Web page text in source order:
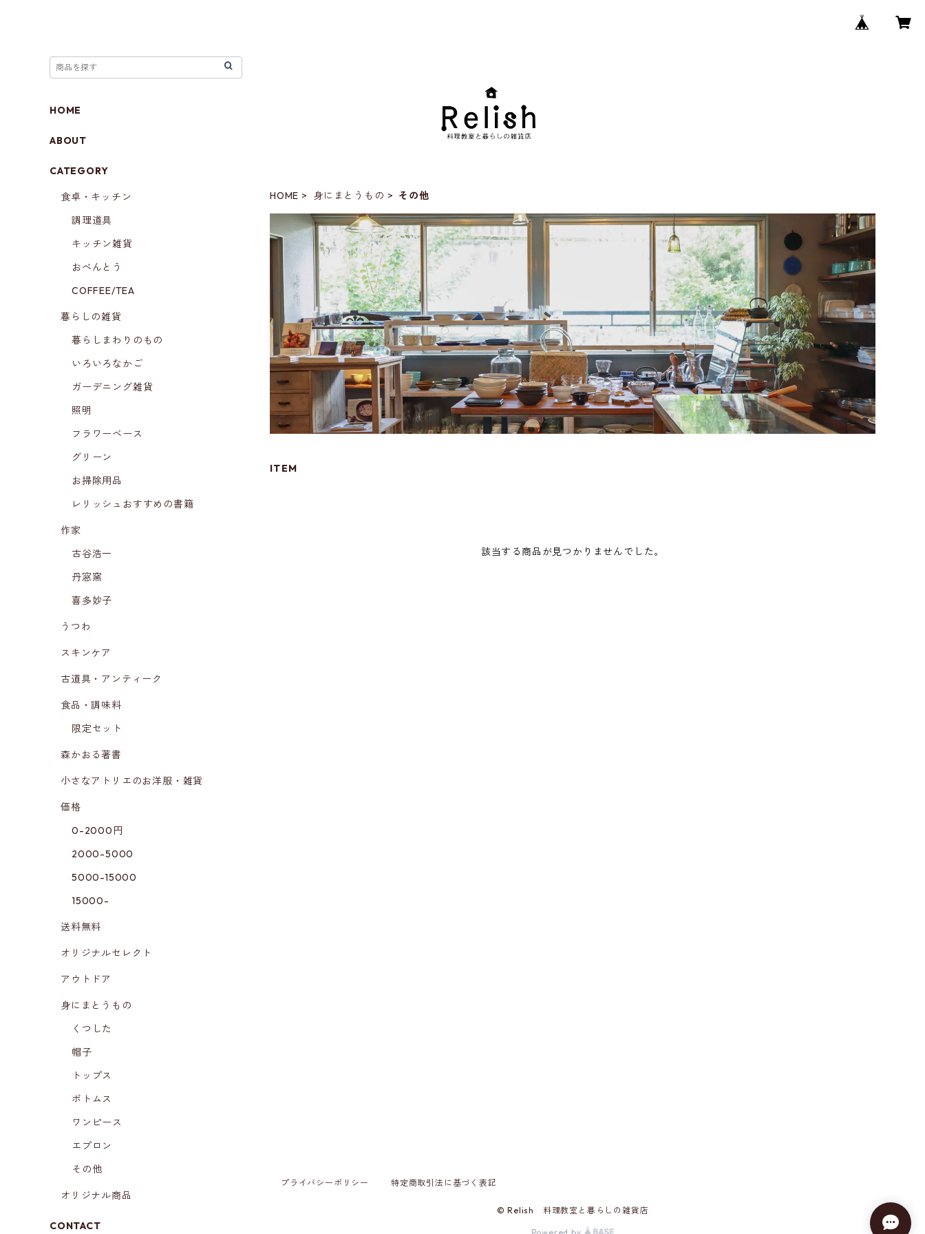
HOME 身にまとうもの その他
ITEM
該当する商品が見つかりませんでした。
HOME
ABOUT
CATEGORY
食卓・キッチン
調理道具
キッチン雑貨
おべんとう
COFFEE/TEA
暮らしの雑貨
暮らしまわりのもの
いろいろなかご
ガーデニング雑貨
照明
フラワーベース
グリーン
お掃除用品
レリッシュおすすめの書籍
作家
古谷浩一
丹窓窯
喜多妙子
うつわ
スキンケア
古道具・アンティーク
食品・調味料
限定セット
森かおる著書
小さなアトリエのお洋服・雑貨
価格
0-2000円
2000-5000
5000-15000
15000-
送料無料
オリジナルセレクト
アウトドア
身にまとうもの
くつした
帽子
トップス
ボトムス
ワンピース
エプロン
その他
オリジナル商品
CONTACT
プライバシーポリシー 特定商取引法に基づく表記
© Relish 料理教室と暮らしの雑貨店